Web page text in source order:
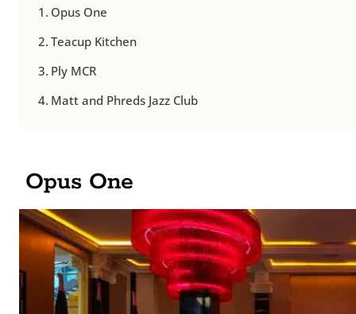
Opus One
Teacup Kitchen
Ply MCR
Matt and Phreds Jazz Club
Opus One